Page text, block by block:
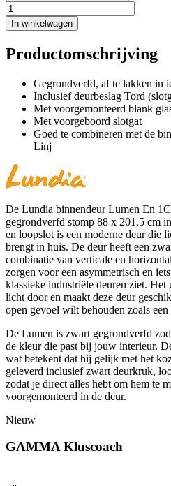
In winkelwagen
Productomschrijving
Gegrondverfd, af te lakken in
Inclusief deurbeslag Tord
Met voorgemonteerd blank
Met voorgeboord slotgat
Goed te combineren met de
Linj
De Lundia binnendeur Lumen En
gegrondverfd stomp 88 x 201,5 cm
en loopslot is een moderne deur die
brengt in huis. De deur heeft een
combinatie van verticale en
zorgen voor een asymmetrisch en
klassieke industriële deuren ziet. Het
licht door en maakt deze deur
open gevoel wilt behouden zoals
De Lumen is zwart gegrondverfd
de kleur die past bij jouw interieur.
wat betekent dat hij gelijk met het
geleverd inclusief zwart deurkruk,
zodat je direct alles hebt om hem te
voorgemonteerd in de deur.
Nieuw
GAMMA Kluscoach